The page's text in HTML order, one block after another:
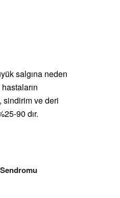
salgına neden
sindirim ve deri
90 dır.